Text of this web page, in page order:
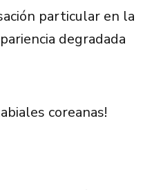
particular en la
degradada
coreanas!